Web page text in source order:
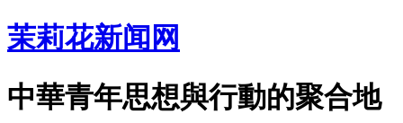
茉莉花新闻网
中華青年思想與行動的聚合地